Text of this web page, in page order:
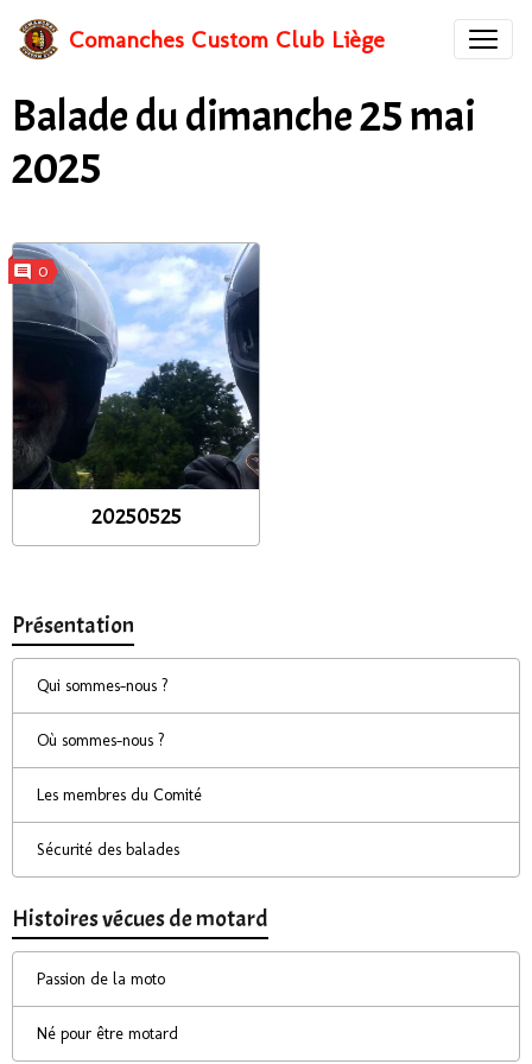
Comanches Custom Club Liège
Balade du dimanche 25 mai
2025
0
20250525
Présentation
Qui sommes-nous ?
Où sommes-nous ?
Les membres du Comité
Sécurité des balades
Histoires vécues de motard
Passion de la moto
Né pour être motard